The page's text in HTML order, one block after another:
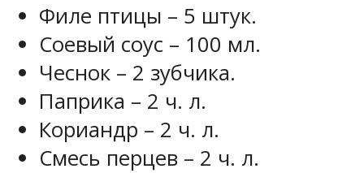
Филе птицы – 5 штук.
Соевый соус – 100 мл.
Чеснок – 2 зубчика.
Паприка – 2 ч. л.
Кориандр – 2 ч. л.
Смесь перцев – 2 ч. л.